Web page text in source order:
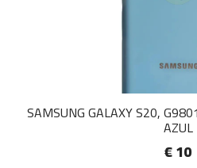
SAMSUNG GALAXY S20,
AZUL
€ 10